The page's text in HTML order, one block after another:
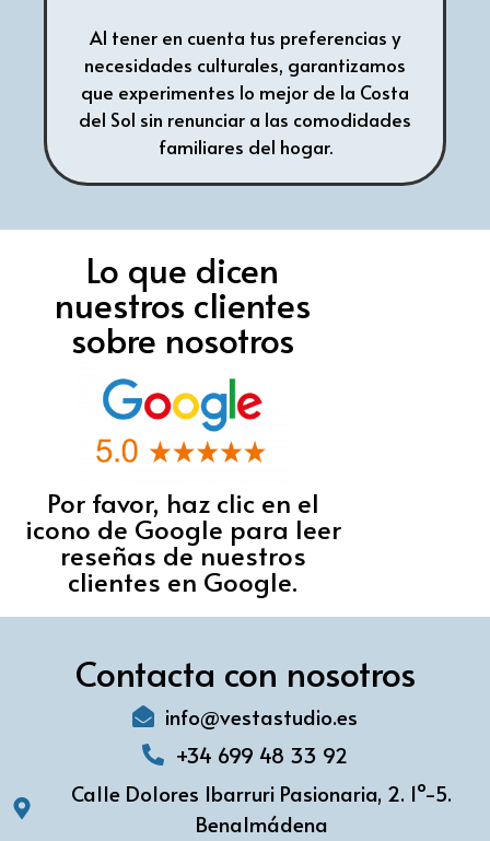
Al tener en cuenta tus preferencias y
necesidades culturales, garantizamos
que experimentes lo mejor de la Costa
del Sol sin renunciar a las comodidades
familiares del hogar.
Lo que dicen
nuestros clientes
sobre nosotros
Por favor, haz clic en el
icono de Google para leer
reseñas de nuestros
clientes en Google.
Contacta con nosotros
info@vestastudio.es
+34 699 48 33 92
Calle Dolores Ibarruri Pasionaria, 2. 1º-5.
Benalmádena